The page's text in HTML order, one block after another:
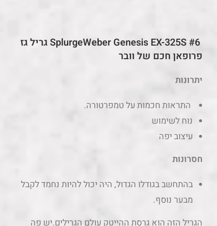
#6 SplurgeWeber Genesis EX-325S גריל גז
פרופאן חכם של וובר
יתרונות
התראות חכמות על טמפרטורה.
נוח לשימוש
עיצוב יפה
חסרונות
בהתחשב בגודלו הגדול, היה יכול להיות נחמד לקבל
מבער נוסף.
הגריל הזה הוא גרסת ההייטק עולם הגרילים.יש פה